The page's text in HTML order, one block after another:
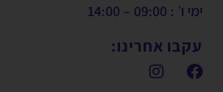
ימי ו׳ : 09:00 – 14:00
עקבו אחרינו: